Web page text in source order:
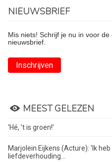
NIEUWSBRIEF
Mis niets! Schrijf je nu in voor de
nieuwsbrief.
Inschrijven
MEEST GELEZEN
‘Hé, ’t is groen!’
Marjolein Eijkens (Acture): 'Ik
liefdeverhouding...